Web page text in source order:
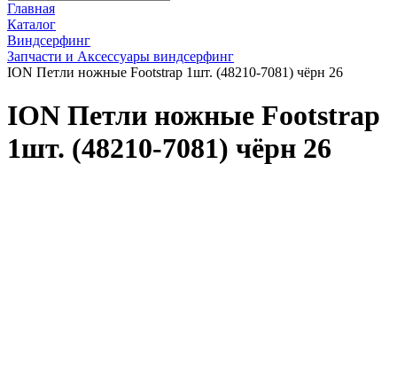
Главная
Каталог
Виндсерфинг
Запчасти и Аксессуары виндсерфинг
ION Петли ножные Footstrap 1шт. (48210-7081) чёрн 26
ION Петли ножные Footstrap
1шт. (48210-7081) чёрн 26